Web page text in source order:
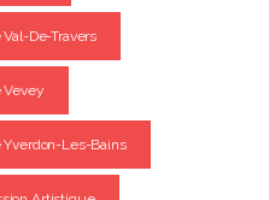
De-Travers
Les-Bains